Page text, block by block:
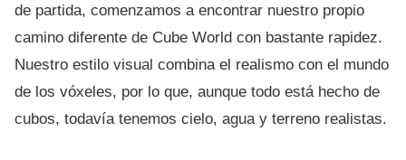
de partida, comenzamos a encontrar nuestro propio
camino diferente de Cube World con bastante rapidez.
Nuestro estilo visual combina el realismo con el mundo
de los vóxeles, por lo que, aunque todo está hecho de
cubos, todavía tenemos cielo, agua y terreno realistas.